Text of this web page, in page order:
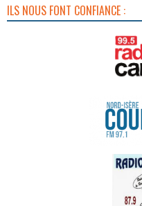
ILS NOUS FONT CONFIANCE :